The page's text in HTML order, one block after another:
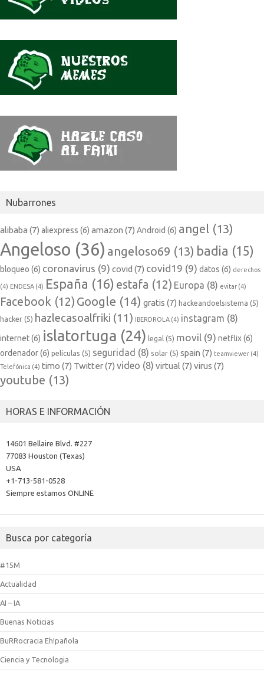
Nubarrones
alibaba (7) aliexpress (6) amazon (7) Android (6) angel (13)
Angeloso (36) angeloso69 (13) badia (15)
bloqueo (6) coronavirus (9) covid (7) covid19 (9) datos (6) derechos
(4) ENDESA (4) España (16) estafa (12) Europa (8) evitar (4)
Facebook (12) Google (14) gratis (7) hackeandoelsistema (5)
hacker (5) hazlecasoalfriki (11) IBERDROLA (4) instagram (8)
internet(6) islatortuga (24) legal (5) movil (9) netflix(6)
ordenador(6) películas (5) seguridad (8) solar (5) spain (7) teamviewer (4)
Telefónica (4) timo (7) Twitter(7) video (8) virtual (7) virus (7)
youtube (13)
HORAS E INFORMACIÓN
14601 Bellaire Blvd. #227
77083 Houston (Texas)
USA
+1-713-581-0528
Siempre estamos ONLINE
Busca por categoría
#15M
Actualidad
AI – IA
Buenas Noticias
BuRRocracia Eh!pañola
Ciencia y Tecnologia